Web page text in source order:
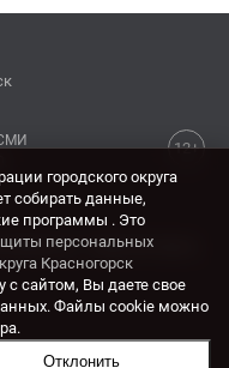
12+
г. Красногорск,
городского округа
собирать данные,
программы . Это
персональных
Красногорск
с сайтом, Вы даете свое
Файлы cookie можно
Отклонить